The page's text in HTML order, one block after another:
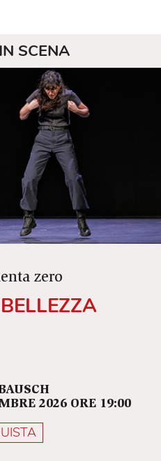
dire, ancora come in
la mistificazione del
letteratura, è
nel sopravvivere a chi
a regnare.
un po' di più.
SCENA
zero
2026 ORE 19:00